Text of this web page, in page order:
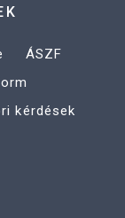
ÁSZF
kérdések